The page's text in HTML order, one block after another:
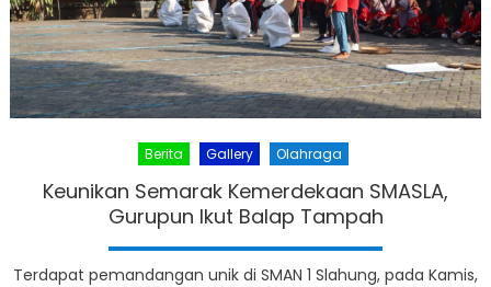
Berita Gallery Olahraga
Keunikan Semarak Kemerdekaan SMASLA,
Gurupun Ikut Balap Tampah
Terdapat pemandangan unik di SMAN 1 Slahung, pada Kamis,